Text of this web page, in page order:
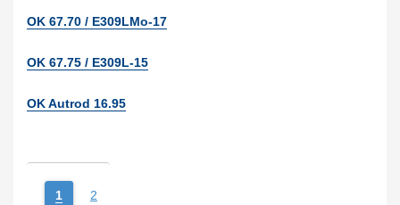
OK 67.70 / E309LMo-17
OK 67.75 / E309L-15
OK Autrod 16.95
1 2